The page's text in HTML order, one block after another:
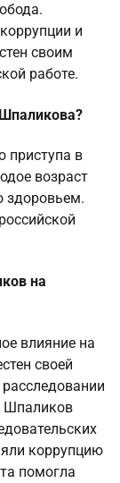
и
своим
работе.
приступа в
возраст
здоровьем.
на
влияние на
своей
Шпаликов
коррупцию
помогла